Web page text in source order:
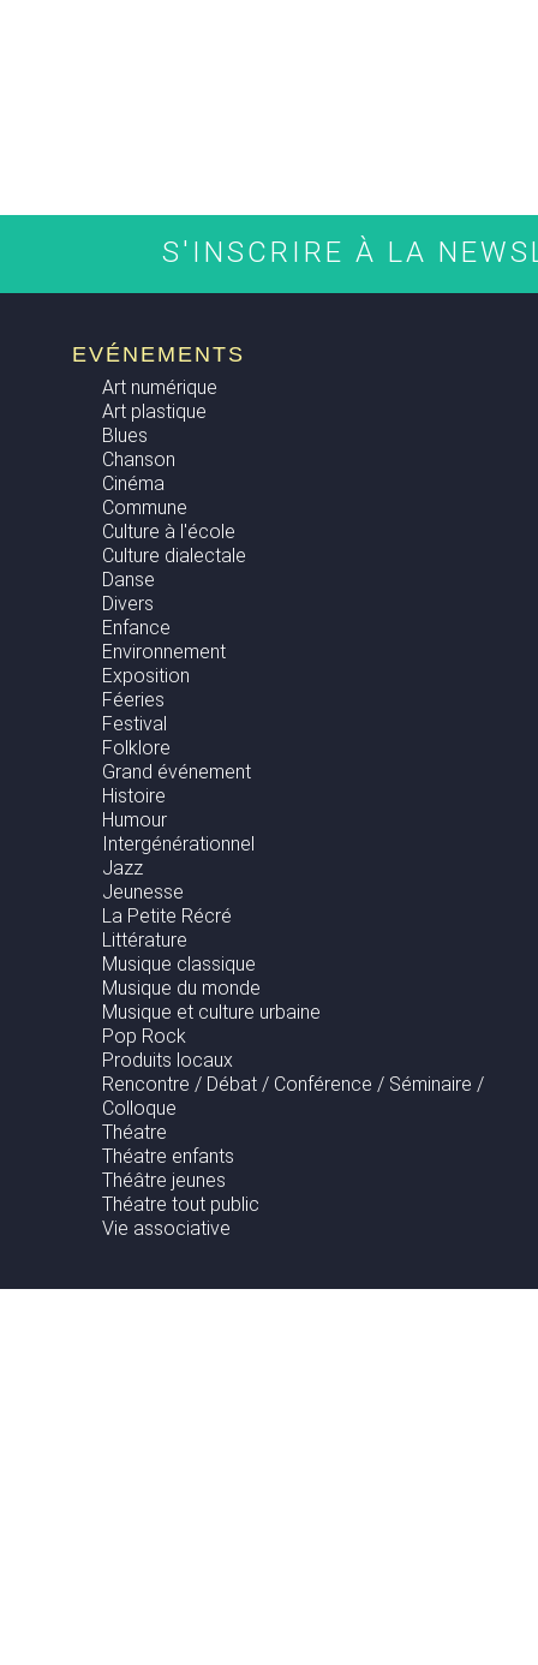
S'INSCRIRE À LA
EVÉNEMENTS
Art numérique
Art plastique
Blues
Chanson
Cinéma
Commune
Culture à l'école
Culture dialectale
Danse
Divers
Enfance
Environnement
Exposition
Féeries
Festival
Folklore
Grand événement
Histoire
Humour
Intergénérationnel
Jazz
Jeunesse
La Petite Récré
Littérature
Musique classique
Musique du monde
Musique et culture urbaine
Pop Rock
Produits locaux
Rencontre / Débat / Conférence / Séminaire /
Colloque
Théatre
Théatre enfants
Théâtre jeunes
Théatre tout public
Vie associative